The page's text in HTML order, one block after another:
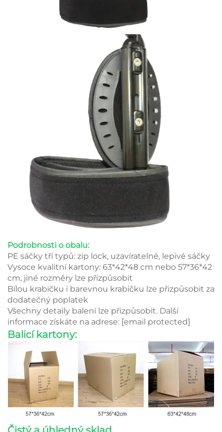
Podrobnosti o obalu:
PE sáčky tří typů: zip lock, uzavíratelné, lepivé sáčky
Vysoce kvalitní kartony: 63*42*48 cm nebo 57*36*42
cm, jiné rozměry lze přizpůsobit
Bílou krabičku i barevnou krabičku lze přizpůsobit za
dodatečný poplatek
Všechny detaily balení lze přizpůsobit. Další
informace získáte na adrese: [email protected]
Balicí kartony: